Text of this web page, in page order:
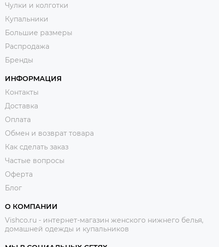
Чулки и колготки
Купальники
Большие размеры
Распродажа
Бренды
ИНФОРМАЦИЯ
Контакты
Доставка
Оплата
Обмен и возврат товара
Как сделать заказ
Частые вопросы
Оферта
Блог
О КОМПАНИИ
Vishco.ru - интернет-магазин женского нижнего белья,
домашней одежды и купальников